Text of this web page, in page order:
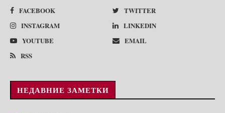
FACEBOOK
TWITTER
INSTAGRAM
LINKEDIN
YOUTUBE
EMAIL
RSS
НЕДАВНИЕ ЗАМЕТКИ